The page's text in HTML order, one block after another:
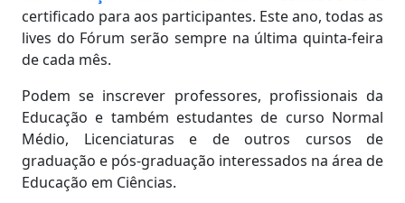
certificado para aos participantes. Este ano, todas as
lives do Fórum serão sempre na última quinta-feira
de cada mês.
Podem se inscrever professores, profissionais da
Educação e também estudantes de curso Normal
Médio, Licenciaturas e de outros cursos de
graduação e pós-graduação interessados na área de
Educação em Ciências.